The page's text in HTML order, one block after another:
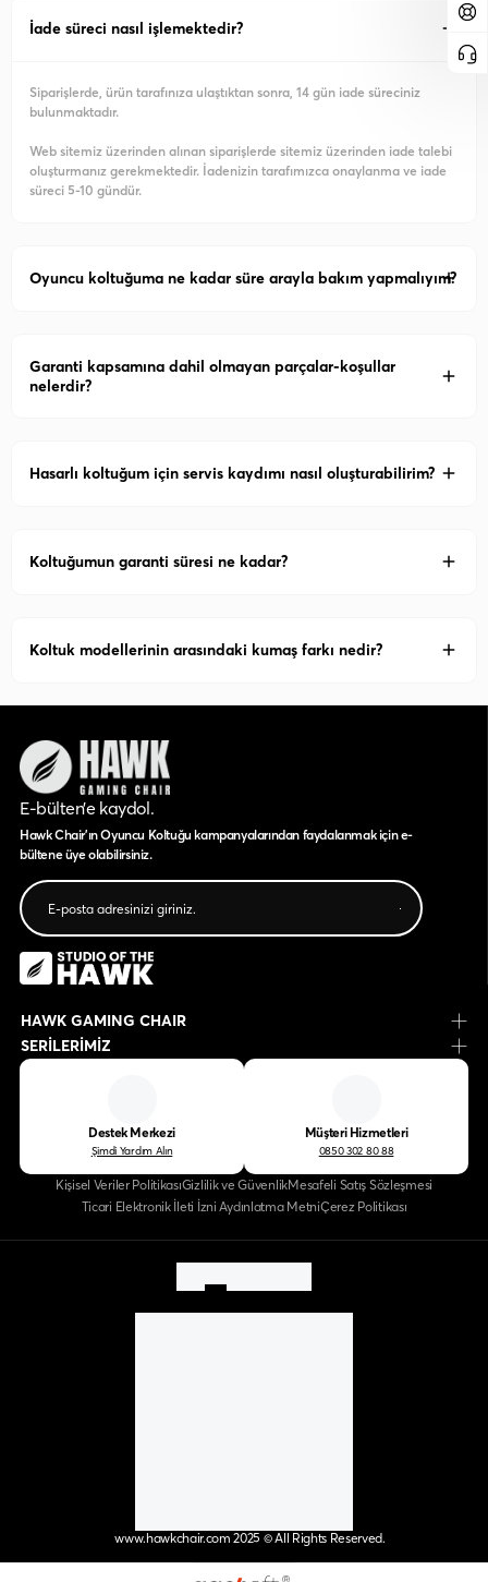
İade süreci nasıl işlemektedir?
Siparişlerde, ürün tarafınıza ulaştıktan sonra, 14 gün iade süreciniz
bulunmaktadır.
Web sitemiz üzerinden alınan siparişlerde sitemiz üzerinden iade talebi
oluşturmanız gerekmektedir. İadenizin tarafımızca onaylanma ve iade
süreci 5-10 gündür.
Oyuncu koltuğuma ne kadar süre arayla bakım yapmalıyım?
Garanti kapsamına dahil olmayan parçalar-koşullar
nelerdir?
Hasarlı koltuğum için servis kaydımı nasıl oluşturabilirim?
Koltuğumun garanti süresi ne kadar?
Koltuk modellerinin arasındaki kumaş farkı nedir?
E-bülten’e kaydol.
Hawk Chair'ın Oyuncu Koltuğu kampanyalarından faydalanmak için e-
bültene üye olabilirsiniz.
HAWK GAMING CHAIR
SERİLERİMİZ
Destek Merkezi
Şimdi Yardım Alın
Müşteri Hizmetleri
0850 302 80 88
Kişisel Veriler PolitikasıGizlilik ve GüvenlikMesafeli Satış Sözleşmesi
Ticari Elektronik İleti İzni Aydınlatma MetniÇerez Politikası
www.hawkchair.com 2025 © All Rights Reserved.